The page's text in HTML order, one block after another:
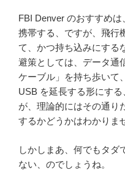
FBI Denver のおすすめ
携帯する、ですが、飛行
て、かつ持ち込みにする
避策としては、データ通
ケーブル」を持ち歩いて
USB を延長する形にす
が、理論的にはその通り
するかどうかはわかりま
しかしまあ、何でもタダ
ない、のでしょうね。